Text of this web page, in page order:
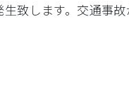
致します。交通事